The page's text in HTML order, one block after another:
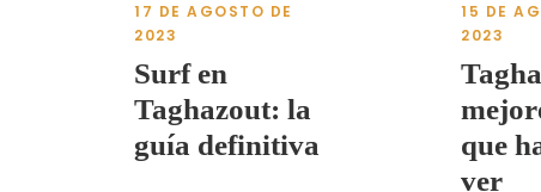
17 DE AGOSTO DE
2023
Surf en
Taghazout: la
guía definitiva
15 DE
2023
que
ver